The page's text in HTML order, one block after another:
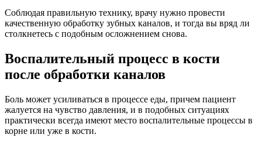
Соблюдая правильную технику, врачу нужно провести
качественную обработку зубных каналов, и тогда вы вряд ли
столкнетесь с подобным осложнением снова.
Воспалительный процесс в кости
после обработки каналов
Боль может усиливаться в процессе еды, причем пациент
жалуется на чувство давления, и в подобных ситуациях
практически всегда имеют место воспалительные процессы в
корне или уже в кости.